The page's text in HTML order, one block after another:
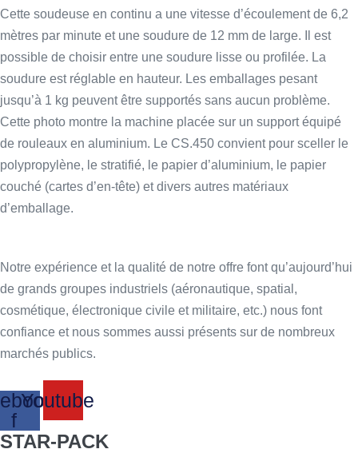
Cette soudeuse en continu a une vitesse d’écoulement de 6,2
mètres par minute et une soudure de 12 mm de large. Il est
possible de choisir entre une soudure lisse ou profilée. La
soudure est réglable en hauteur. Les emballages pesant
jusqu’à 1 kg peuvent être supportés sans aucun problème.
Cette photo montre la machine placée sur un support équipé
de rouleaux en aluminium. Le CS.450 convient pour sceller le
polypropylène, le stratifié, le papier d’aluminium, le papier
couché (cartes d’en-tête) et divers autres matériaux
d’emballage.
Notre expérience et la qualité de notre offre font qu’aujourd’hui
de grands groupes industriels (aéronautique, spatial,
cosmétique, électronique civile et militaire, etc.) nous font
confiance et nous sommes aussi présents sur de nombreux
marchés publics.
f
Youtube
STAR-PACK